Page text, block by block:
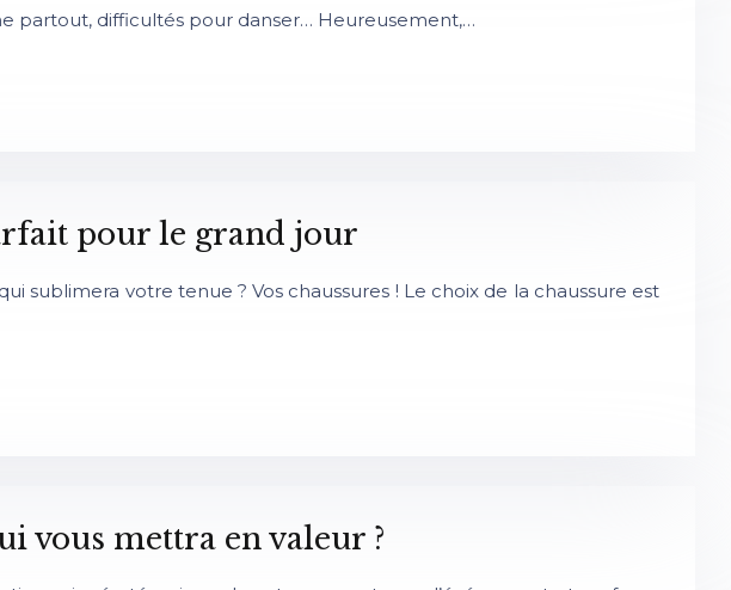
partout, difficultés pour danser… Heureusement,…
pour le grand jour
sublimera votre tenue ? Vos chaussures ! Le choix de la chaussure est
vous mettra en valeur ?